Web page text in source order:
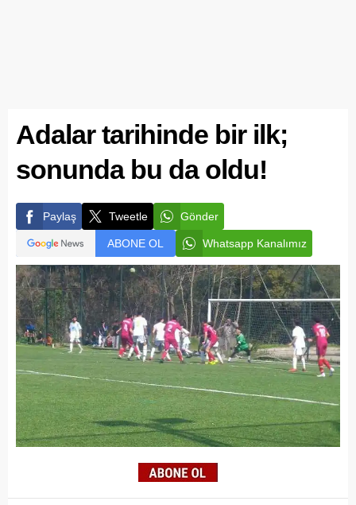
Adalar tarihinde bir ilk;
sonunda bu da oldu!
Paylaş Tweetle Gönder
ABONE OL Whatsapp Kanalımız